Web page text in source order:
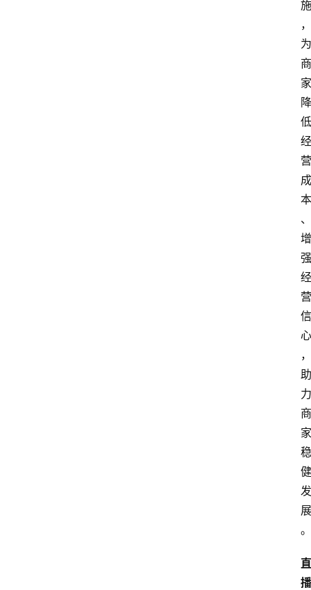
施
，
为
商
家
降
低
经
营
成
本
、
增
强
经
营
信
心
，
助
力
商
家
稳
健
发
展
。
直
播